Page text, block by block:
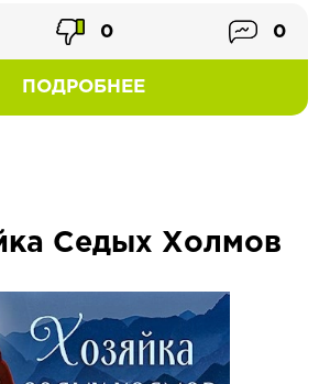
ПОДРОБНЕЕ
0 0
Седых Холмов